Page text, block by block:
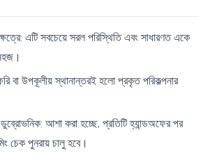
এটি সবচেয়ে সরল পরিস্থিতি এবং সাধারণত একে
বা উপকূলীয় স্থানান্তরই হলো প্রকৃত পরিকল্পনার
আশা করা হচ্ছে, প্রতিটি হ্যান্ডঅফের পর
চেক পুনরায় চালু হবে।